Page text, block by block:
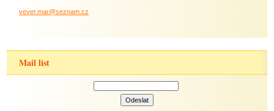
vever.mar@seznam.cz
Mail list